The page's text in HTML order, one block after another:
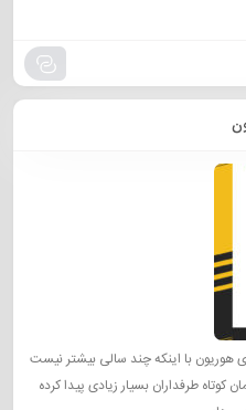
هوریون با اینکه چند سالی بیشتر نیست
کوتاه طرفداران بسیار زیادی پیدا کرده